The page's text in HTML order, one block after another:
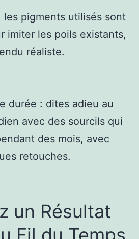
pigments utilisés sont
imiter les poils existants,
réaliste.
durée : dites adieu au
avec des sourcils qui
des mois, avec
retouches.
un Résultat